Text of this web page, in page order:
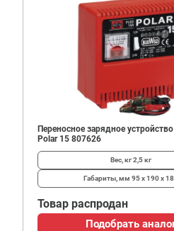
Переносное зарядное
Polar 15 807626
Вес, кг2,5 кг
Габариты, мм 95 х 190 х
Товар распродан
Подобрать